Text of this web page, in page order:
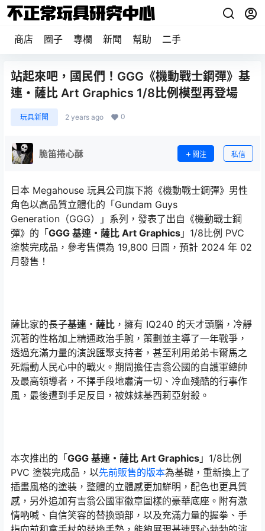
商店 圈子 專欄 新聞 幫助 二手
站起來吧，國民們！GGG《機動戰士鋼彈》基
連・薩比 Art Graphics 1/8比例模型再登場
玩具新聞 2 years ago 0
脆笛捲心酥 關注 私信
日本 Megahouse 玩具公司旗下將《機動戰士鋼彈》男性
角色以高品質立體化的「Gundam Guys
Generation（GGG）」系列，發表了出自《機動戰士鋼
彈》的「GGG 基連・薩比 Art Graphics 」1/8比例 PVC
塗裝完成品，參考售價為 19,800 日圓，預計 2024 年 02
月發售！
薩比家的長子基連．薩比 ，擁有 IQ240 的天才頭腦，冷靜
沉著的性格加上精通政治手腕，策劃並主導了一年戰爭，
透過充滿力量的演說匯聚支持者，甚至利用弟弟卡爾馬之
死煽動人民心中的戰火。期間擔任吉翁公國的自護軍總帥
及最高領導者，不擇手段地肅清一切、冷血殘酷的行事作
風，最後遭到手足反目，被妹妹基西莉亞射殺。
本次推出的「GGG 基連・薩比 Art Graphics 」1/8比例
PVC 塗裝完成品，以先前販售的版本為基礎，重新換上了
插畫風格的塗裝，整體的立體感更加鮮明，配色也更具質
感，另外追加有吉翁公國軍徽章圖樣的豪華底座。附有激
情吶喊、自信笑容的替換頭部，以及充滿力量的握拳、手